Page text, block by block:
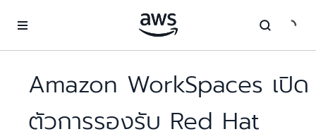
Amazon WorkSpaces เปิด
ตัวการรองรับ Red Hat